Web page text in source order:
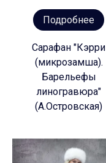
Подробнее
Сарафан "Кэрри
(микрозамша).
Барельефы
линогравюра"
(А.Островская)